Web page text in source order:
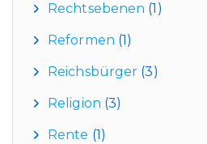
Rechtsebenen (1)
Reformen (1)
Reichsbürger (3)
Religion (3)
Rente (1)